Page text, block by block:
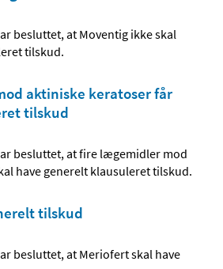
besluttet, at Moventig ikke skal
tilskud.
aktiniske keratoser får
tilskud
besluttet, at fire lægemidler mod
have generelt klausuleret tilskud.
tilskud
besluttet, at Meriofert skal have